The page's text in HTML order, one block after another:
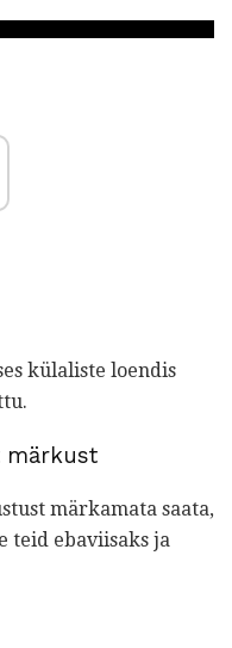
külaliste loendis
märkust
märkamata saata,
teid ebaviisaks ja